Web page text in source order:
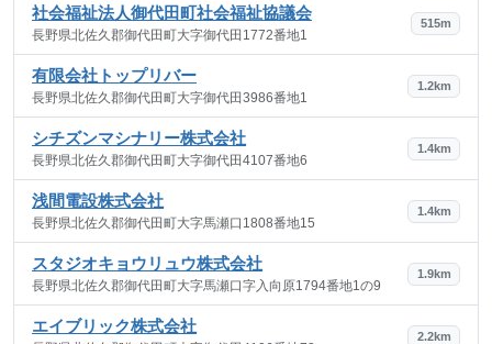
社会福祉法人御代田町社会福祉協議会
長野県北佐久郡御代田町大字御代田1772番地1
515m
有限会社トップリバー
長野県北佐久郡御代田町大字御代田3986番地1
1.2km
シチズンマシナリー株式会社
長野県北佐久郡御代田町大字御代田4107番地6
1.4km
浅間電設株式会社
長野県北佐久郡御代田町大字馬瀬口1808番地15
1.4km
スタジオキョウリュウ株式会社
長野県北佐久郡御代田町大字馬瀬口字入向原1794番地1の9
1.9km
エイブリック株式会社
2.2km